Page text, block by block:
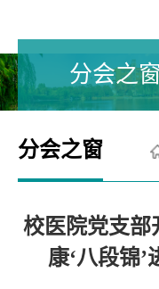
分会之
分会之窗
校医院党支部
康‘八段锦